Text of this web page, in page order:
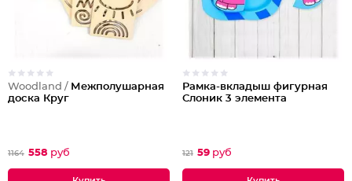
Woodland / Межполушарная
доска Круг
1164 558 руб
Рамка-вкладыш фигурная
Слоник 3 элемента
121 59 руб